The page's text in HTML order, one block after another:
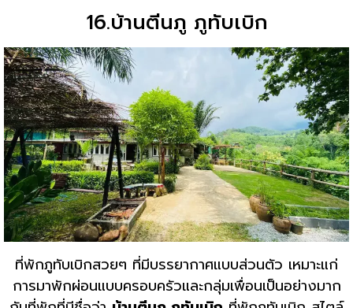
16.บ้านตีนภู ภูทับเบิก
ที่พักภูทับเบิกสวยๆ ที่มีบรรยากาศแบบส่วนตัว เหมาะแก่
การมาพักผ่อนแบบครอบครัวและกลุ่มเพื่อนเป็นอย่างมาก